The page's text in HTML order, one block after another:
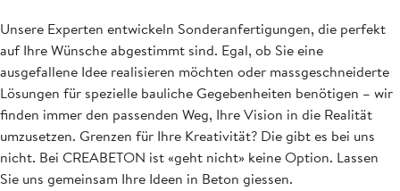
Unsere Experten entwickeln Sonderanfertigungen, die perfekt
auf Ihre Wünsche abgestimmt sind. Egal, ob Sie eine
ausgefallene Idee realisieren möchten oder massgeschneiderte
Lösungen für spezielle bauliche Gegebenheiten benötigen – wir
finden immer den passenden Weg, Ihre Vision in die Realität
umzusetzen. Grenzen für Ihre Kreativität? Die gibt es bei uns
nicht. Bei CREABETON ist «geht nicht» keine Option. Lassen
Sie uns gemeinsam Ihre Ideen in Beton giessen.